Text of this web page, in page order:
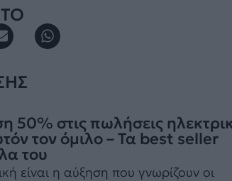
50% στις πωλήσεις
τον όμιλο – Τα best seller
του
είναι η αύξηση που γνωρίζουν οι